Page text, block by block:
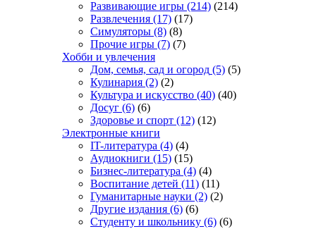
Развивающие игры (214) (214)
Развлечения (17) (17)
Симуляторы (8) (8)
Прочие игры (7) (7)
Хобби и увлечения
Дом, семья, сад и огород (5) (5)
Кулинария (2) (2)
Культура и искусство (40) (40)
Досуг (6) (6)
Здоровье и спорт (12) (12)
Электронные книги
IT-литература (4) (4)
Аудиокниги (15) (15)
Бизнес-литература (4) (4)
Воспитание детей (11) (11)
Гуманитарные науки (2) (2)
Другие издания (6) (6)
Студенту и школьнику (6) (6)